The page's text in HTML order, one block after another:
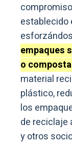
establecido
empaques
o
material
plástico,
los
de reciclaje
y otros